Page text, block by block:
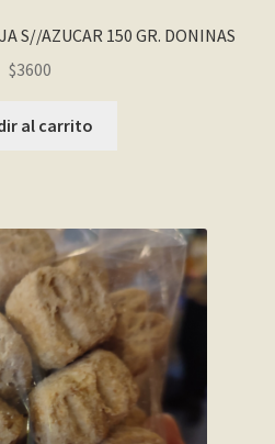
S//AZUCAR 150 GR. DONINAS
$3600
al carrito